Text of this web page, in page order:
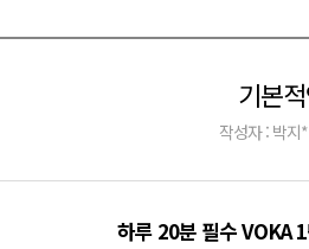
기본
작성자 : 박지*
하루 20분 필수 VOKA